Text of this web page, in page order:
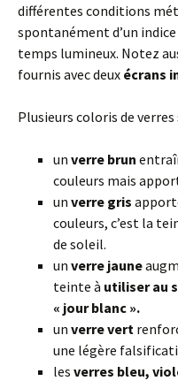
différentes conditions
spontanément d’un
temps lumineux. Notez
fournis avec deux écrans
Plusieurs coloris de
un verre brun
couleurs mais
un verre gris
couleurs, c’est la
de soleil.
un verre jaune
teinte à utiliser au
« jour blanc ».
un verre vert
une légère
les verres bleu,